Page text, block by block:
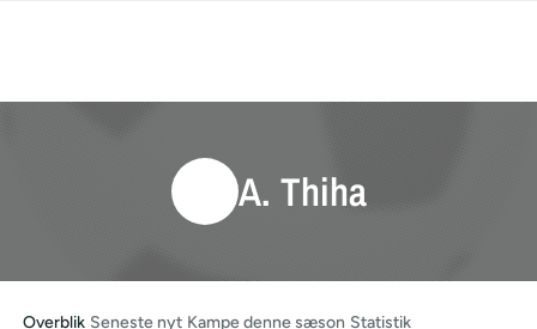
A. Thiha
Overblik Seneste nyt Kampe denne sæson Statistik